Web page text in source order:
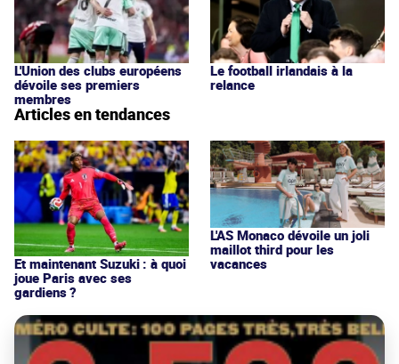
L'Union des clubs européens
dévoile ses premiers
membres
Le football irlandais à la
relance
Articles en tendances
Et maintenant Suzuki : à quoi
joue Paris avec ses
gardiens ?
L'AS Monaco dévoile un joli
maillot third pour les
vacances